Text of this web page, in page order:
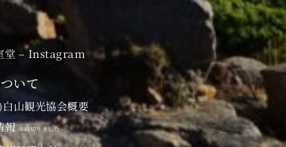
堂 – Instagram
いて
山観光協会概要
報※締切りました